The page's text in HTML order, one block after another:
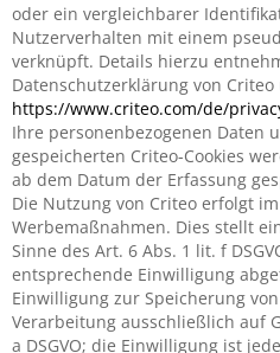
oder ein vergleichbarer
Nutzerverhalten mit einem
verknüpft. Details hierzu
Datenschutzerklärung von Criteo
https://www.criteo.com/de/
Ihre personenbezogenen Daten
gespeicherten Criteo-Cookies
ab dem Datum der Erfassung
Die Nutzung von Criteo erfolgt
Werbemaßnahmen. Dies stellt
Sinne des Art. 6 Abs. 1 lit. f
entsprechende Einwilligung
Einwilligung zur Speicherung
Verarbeitung ausschließlich auf
a DSGVO; die Einwilligung ist